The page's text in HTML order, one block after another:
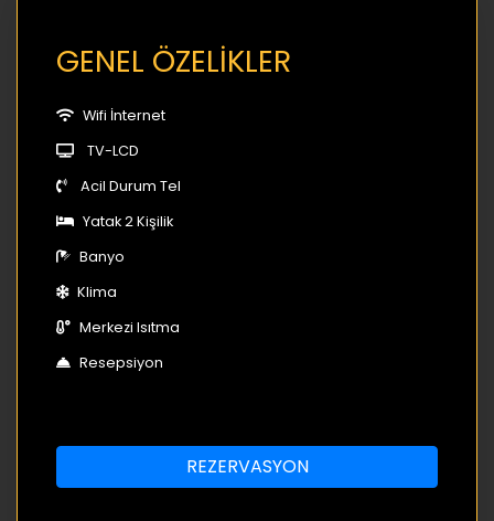
GENEL ÖZELİKLER
Wifi İnternet
TV-LCD
Acil Durum Tel
Yatak 2 Kişilik
Banyo
Klima
Merkezi Isıtma
Resepsiyon
REZERVASYON